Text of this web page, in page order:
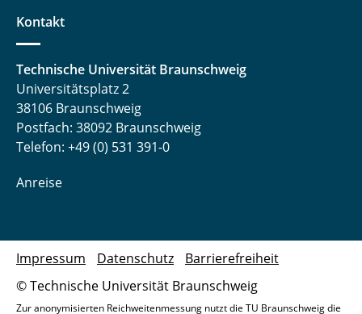
Kontakt
Technische Universität Braunschweig
Universitätsplatz 2
38106 Braunschweig
Postfach: 38092 Braunschweig
Telefon: +49 (0) 531 391-0
Anreise
© Technische Universität Braunschweig
Impressum Datenschutz Barrierefreiheit
Zur anonymisierten Reichweitenmessung nutzt die TU Braunschweig die